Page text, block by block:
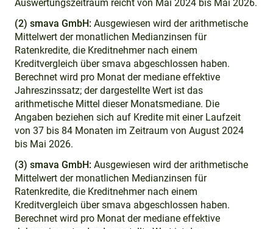
Auswertungszeitraum reicht von Mai 2024 bis Mai 2026.
(2) smava GmbH: Ausgewiesen wird der arithmetische
Mittelwert der monatlichen Medianzinsen für
Ratenkredite, die Kreditnehmer nach einem
Kreditvergleich über smava abgeschlossen haben.
Berechnet wird pro Monat der mediane effektive
Jahreszinssatz; der dargestellte Wert ist das
arithmetische Mittel dieser Monatsmediane. Die
Angaben beziehen sich auf Kredite mit einer Laufzeit
von 37 bis 84 Monaten im Zeitraum von August 2024
bis Mai 2026.
(3) smava GmbH: Ausgewiesen wird der arithmetische
Mittelwert der monatlichen Medianzinsen für
Ratenkredite, die Kreditnehmer nach einem
Kreditvergleich über smava abgeschlossen haben.
Berechnet wird pro Monat der mediane effektive